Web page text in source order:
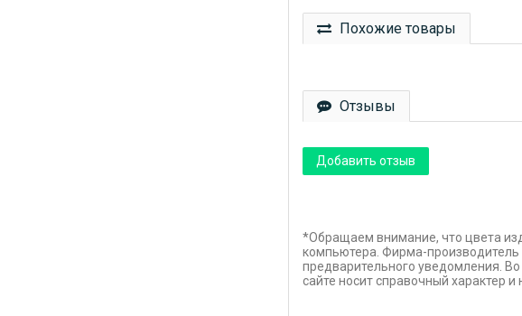
Похожие товары
Отзывы
Добавить отзыв
*Обращаем внимание, что цвета
компьютера. Фирма-производитель
предварительного уведомления.
сайте носит справочный характер